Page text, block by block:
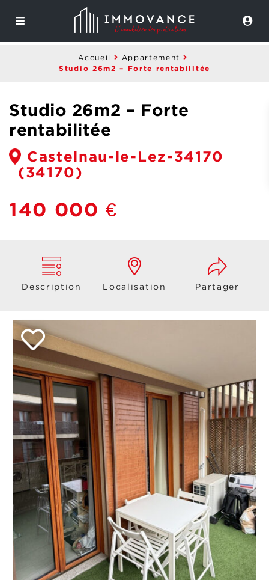
Accueil Appartement
Studio 26m2 – Forte rentabilitée
Studio 26m2 – Forte
rentabilitée
Castelnau-le-Lez-34170
(34170)
140 000 €
Description Localisation Partager